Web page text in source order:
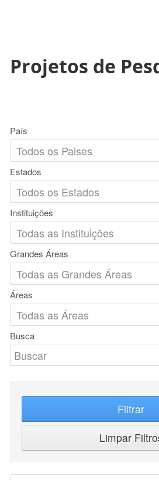
Projetos de
País
Estados
Instituições
Grandes Áreas
Áreas
Busca
Filtrar
Limpar